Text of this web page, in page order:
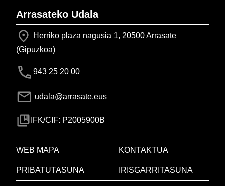
Arrasateko Udala
Herriko plaza nagusia 1, 20500 Arrasate
(Gipuzkoa)
943 25 20 00
udala@arrasate.eus
IFK/CIF: P2005900B
WEB MAPA KONTAKTUA
PRIBATUTASUNA IRISGARRITASUNA